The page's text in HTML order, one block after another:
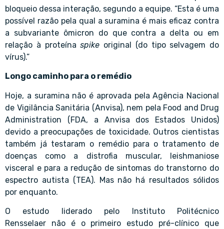
bloqueio dessa interação, segundo a equipe. “Esta é uma
possível razão pela qual a suramina é mais eficaz contra
a subvariante ômicron do que contra a delta ou em
relação à proteínaspike original (do tipo selvagem do
vírus).”
Longo caminho para o remédio
Hoje, a suramina não é aprovada pela Agência Nacional
de Vigilância Sanitária (Anvisa), nem pela Food and Drug
Administration (FDA, a Anvisa dos Estados Unidos)
devido a preocupações de toxicidade. Outros cientistas
também já testaram o remédio para o tratamento de
doenças como a distrofia muscular, leishmaniose
visceral e para a redução de sintomas do transtorno do
espectro autista (TEA). Mas não há resultados sólidos
por enquanto.
O estudo liderado pelo Instituto Politécnico
Rensselaer não é o primeiro estudo pré-clínico que